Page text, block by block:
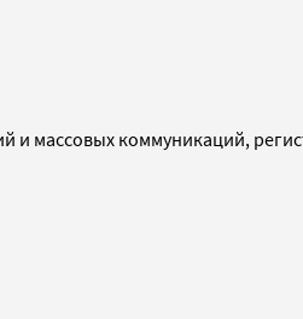
и массовых коммуникаций,